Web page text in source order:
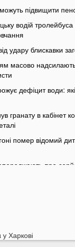
підвищити
водій тролейбуса
удару блискавки
масово
дефіцит води:
гранату в кабінет
помер відомий
про
у Харкові